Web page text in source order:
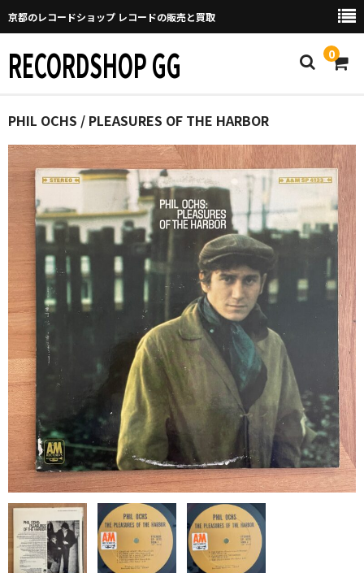
京都のレコードショップ レコードの販売と買取
RECORDSHOP GG 0
Home
マイページ
GGについて
買取について
取り置きなどについて
Categories
New Arrivals
新譜
GG RECORD （当店のレーベル）
全商品
JAZZ-US
BLUE NOTE
JAZZ-EU
JAZZ-JP
PHIL OCHS / PLEASURES OF THE HARBOR